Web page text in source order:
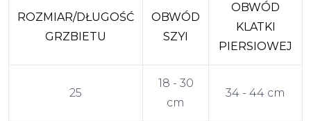
ROZMIAR/DŁUGOŚĆ
GRZBIETU
OBWÓD
SZYI
OBWÓD
KLATKI
PIERSIOWEJ
25
18 - 30
cm
34 - 44 cm